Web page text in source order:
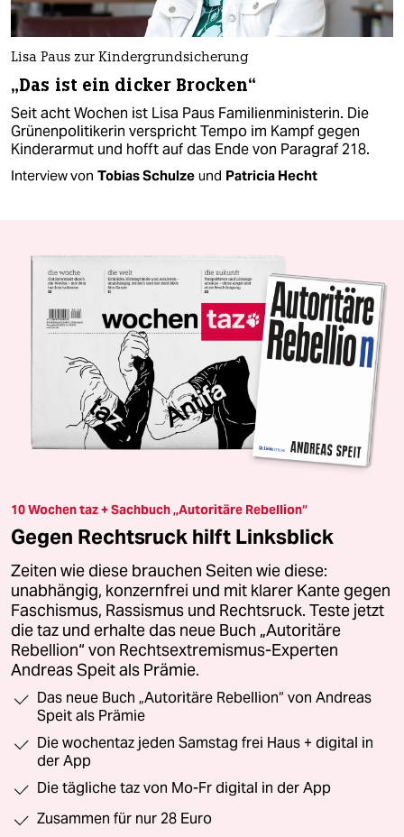
Lisa Paus zur Kindergrundsicherung
„Das ist ein dicker Brocken“
Seit acht Wochen ist Lisa Paus Familienministerin. Die
Grünenpolitikerin verspricht Tempo im Kampf gegen
Kinderarmut und hofft auf das Ende von Paragraf 218.
Interview von Tobias Schulze und Patricia Hecht
10 Wochen taz + Sachbuch „Autoritäre Rebellion“
Gegen Rechtsruck hilft Linksblick
Zeiten wie diese brauchen Seiten wie diese:
unabhängig, konzernfrei und mit klarer Kante gegen
Faschismus, Rassismus und Rechtsruck. Teste jetzt
die taz und erhalte das neue Buch „Autoritäre
Rebellion“ von Rechtsextremismus-Experten
Andreas Speit als Prämie.
Das neue Buch „Autoritäre Rebellion“ von Andreas
Speit als Prämie
Die wochentaz jeden Samstag frei Haus + digital in
der App
Die tägliche taz von Mo-Fr digital in der App
Zusammen für nur 28 Euro